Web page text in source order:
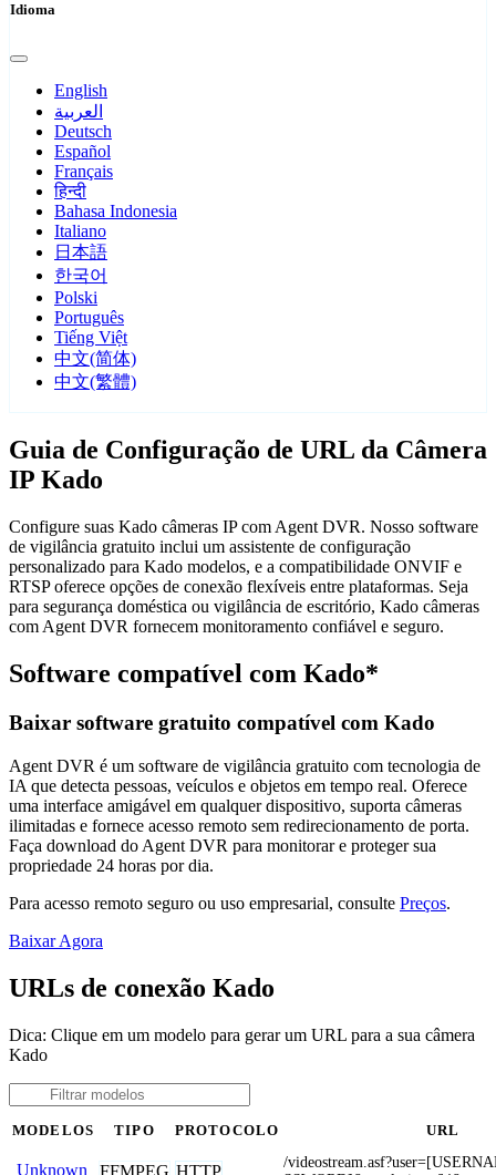
Idioma
English
العربية
Deutsch
Español
Français
हिन्दी
Bahasa Indonesia
Italiano
日本語
한국어
Polski
Português
Tiếng Việt
中文(简体)
中文(繁體)
Guia de Configuração de URL da Câmera
IP Kado
Configure suas Kado câmeras IP com Agent DVR. Nosso software
de vigilância gratuito inclui um assistente de configuração
personalizado para Kado modelos, e a compatibilidade ONVIF e
RTSP oferece opções de conexão flexíveis entre plataformas. Seja
para segurança doméstica ou vigilância de escritório, Kado câmeras
com Agent DVR fornecem monitoramento confiável e seguro.
Software compatível com Kado*
Baixar software gratuito compatível com Kado
Agent DVR é um software de vigilância gratuito com tecnologia de
IA que detecta pessoas, veículos e objetos em tempo real. Oferece
uma interface amigável em qualquer dispositivo, suporta câmeras
ilimitadas e fornece acesso remoto sem redirecionamento de porta.
Faça download do Agent DVR para monitorar e proteger sua
propriedade 24 horas por dia.
Para acesso remoto seguro ou uso empresarial, consulte Preços.
Baixar Agora
URLs de conexão Kado
Dica: Clique em um modelo para gerar um URL para a sua câmera
Kado
MODELOS TIPO PROTOCOLO URL
Unknown FFMPEG HTTP
/